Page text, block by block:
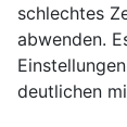
schlechtes
abwenden.
deutlichen